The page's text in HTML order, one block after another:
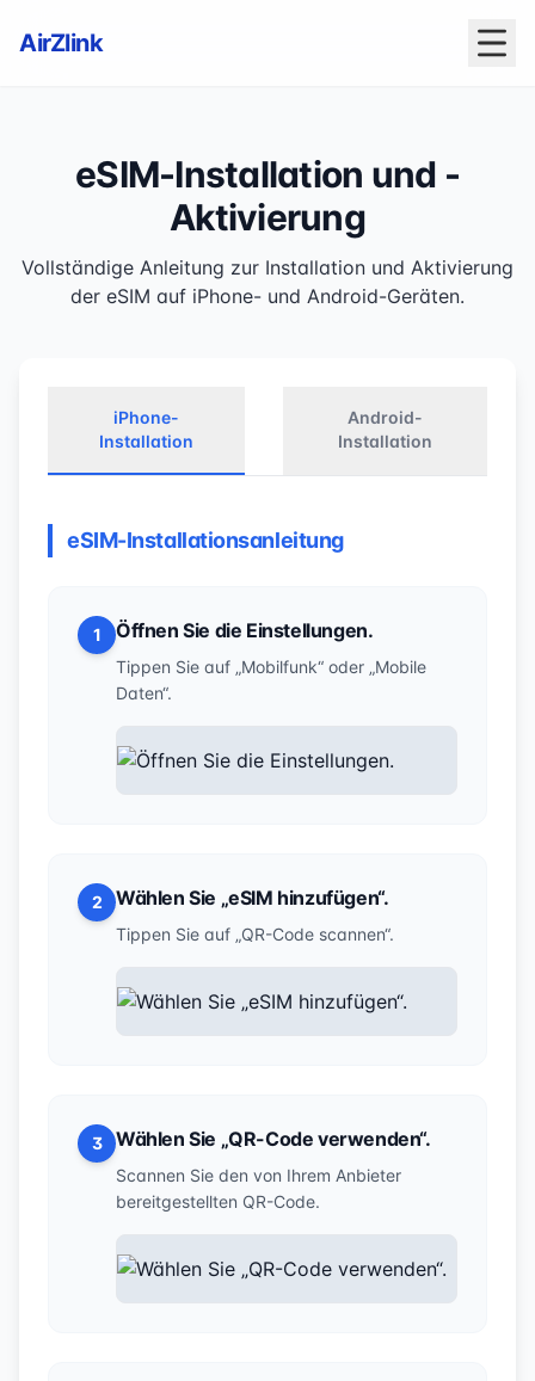
AirZlink
eSIM-Installation und -
Aktivierung
Vollständige Anleitung zur Installation und Aktivierung
der eSIM auf iPhone- und Android-Geräten.
iPhone-
Installation
Android-
Installation
eSIM-Installationsanleitung
1 Öffnen Sie die Einstellungen.
Tippen Sie auf „Mobilfunk“ oder „Mobile
Daten“.
2 Wählen Sie „eSIM hinzufügen“.
Tippen Sie auf „QR-Code scannen“.
3 Wählen Sie „QR-Code verwenden“.
Scannen Sie den von Ihrem Anbieter
bereitgestellten QR-Code.